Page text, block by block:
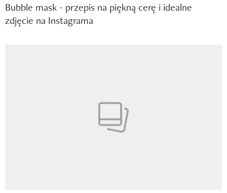
Bubble mask - przepis na piękną cerę i idealne
zdjęcie na Instagrama